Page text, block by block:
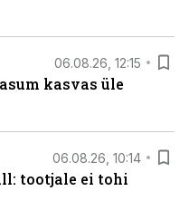
06.08.26, 12:15
kasvas üle
06.08.26, 10:14
tootjale ei tohi